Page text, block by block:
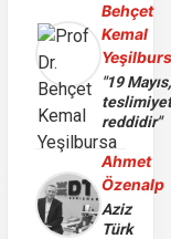
Behçet
Kemal
"19 Mayıs,
reddidir"
Ahmet
Özenalp
Aziz
Türk